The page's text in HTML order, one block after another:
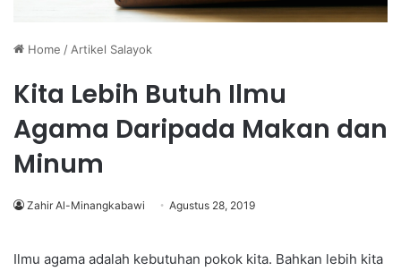
Home / Artikel Salayok
Kita Lebih Butuh Ilmu
Agama Daripada Makan dan
Minum
Zahir Al-Minangkabawi Agustus 28, 2019
Ilmu agama adalah kebutuhan pokok kita. Bahkan lebih kita